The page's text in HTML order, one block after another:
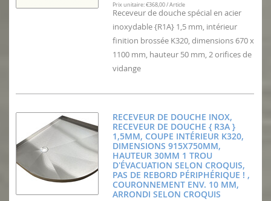
Prix unitaire: €368,00 / Article
Receveur de douche spécial en acier
inoxydable {R1A} 1,5 mm, intérieur
finition brossée K320, dimensions 670 x
1100 mm, hauteur 50 mm, 2 orifices de
vidange
RECEVEUR DE DOUCHE INOX,
RECEVEUR DE DOUCHE { R3A }
1,5MM, COUPE INTÉRIEUR K320,
DIMENSIONS 915X750MM,
HAUTEUR 30MM 1 TROU
D'ÉVACUATION SELON CROQUIS,
PAS DE REBORD PÉRIPHÉRIQUE ! ,
COURONNEMENT ENV. 10 MM,
ARRONDI SELON CROQUIS